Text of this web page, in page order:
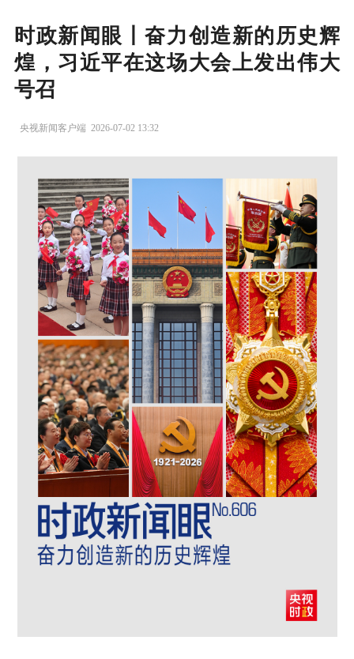
时政新闻眼丨奋力创造新的历史辉
煌，习近平在这场大会上发出伟大
号召
央视新闻客户端 2026-07-02 13:32